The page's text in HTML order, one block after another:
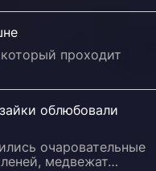
проходит
облюбовали
очаровательные
медвежат…